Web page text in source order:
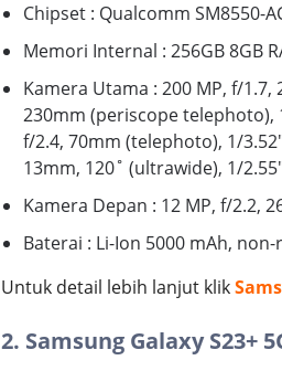
Chipset : Qualcomm SM8550-
Memori Internal : 256GB 8GB
Kamera Utama : 200 MP, f/1.7,
230mm (periscope telephoto),
f/2.4, 70mm (telephoto), 1/
13mm, 120˚ (ultrawide), 1/
Kamera Depan : 12 MP, f/2.2,
Baterai : Li-Ion 5000 mAh,
Untuk detail lebih lanjut klik
2. Samsung Galaxy S23+